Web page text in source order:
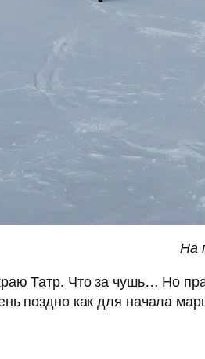
На
Татр. Что за чушь… Но
поздно как для начала